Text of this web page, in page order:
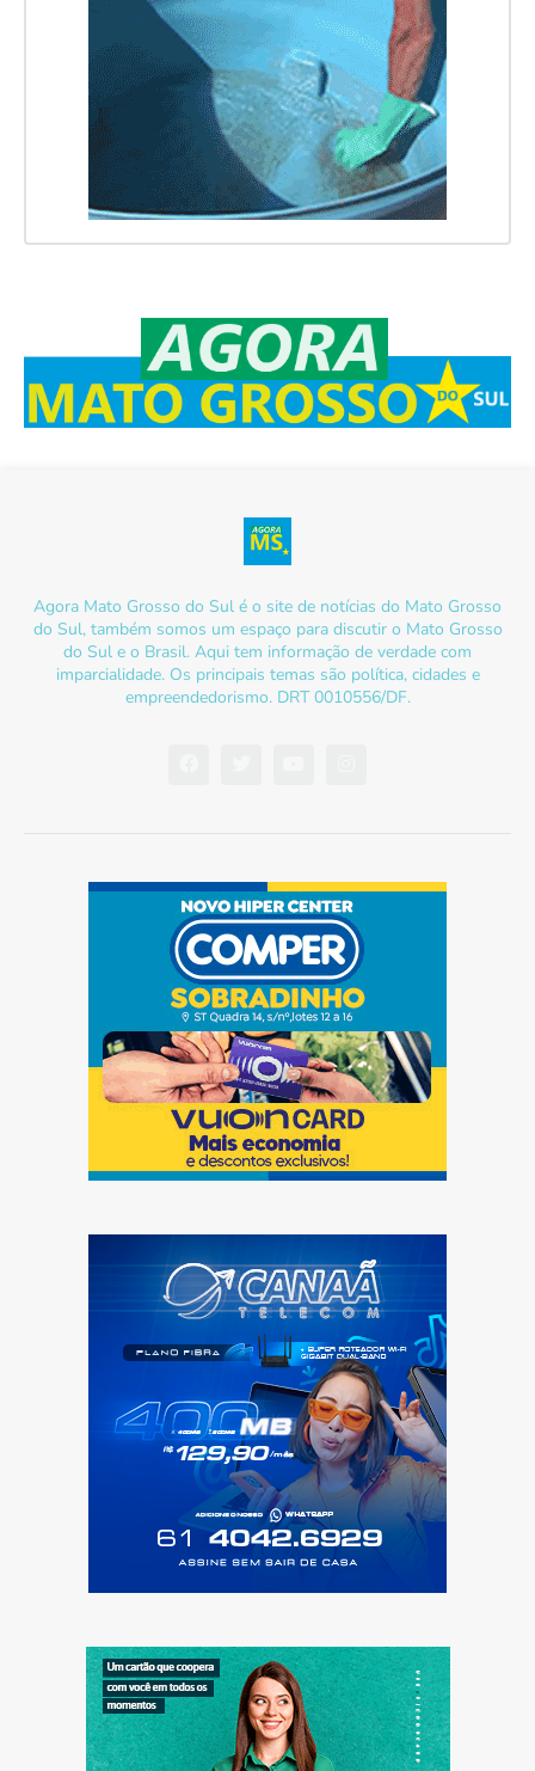
Agora Mato Grosso do Sul é o site de notícias do Mato Grosso
do Sul, também somos um espaço para discutir o Mato Grosso
do Sul e o Brasil. Aqui tem informação de verdade com
imparcialidade. Os principais temas são política, cidades e
empreendedorismo. DRT 0010556/DF.